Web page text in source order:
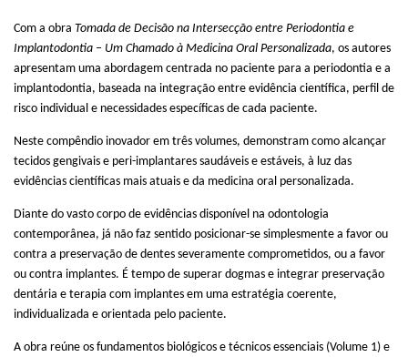
Com a obra Tomada de Decisão na Intersecção entre Periodontia e
Implantodontia – Um Chamado à Medicina Oral Personalizada, os autores
apresentam uma abordagem centrada no paciente para a periodontia e a
implantodontia, baseada na integração entre evidência científica, perfil de
risco individual e necessidades específicas de cada paciente.
Neste compêndio inovador em três volumes, demonstram como alcançar
tecidos gengivais e peri-implantares saudáveis e estáveis, à luz das
evidências científicas mais atuais e da medicina oral personalizada.
Diante do vasto corpo de evidências disponível na odontologia
contemporânea, já não faz sentido posicionar-se simplesmente a favor ou
contra a preservação de dentes severamente comprometidos, ou a favor
ou contra implantes. É tempo de superar dogmas e integrar preservação
dentária e terapia com implantes em uma estratégia coerente,
individualizada e orientada pelo paciente.
A obra reúne os fundamentos biológicos e técnicos essenciais (Volume 1) e